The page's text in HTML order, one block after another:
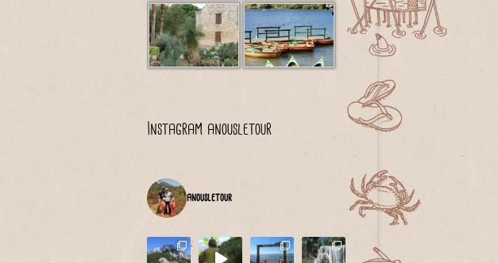
Instagram anousletour
anousletour